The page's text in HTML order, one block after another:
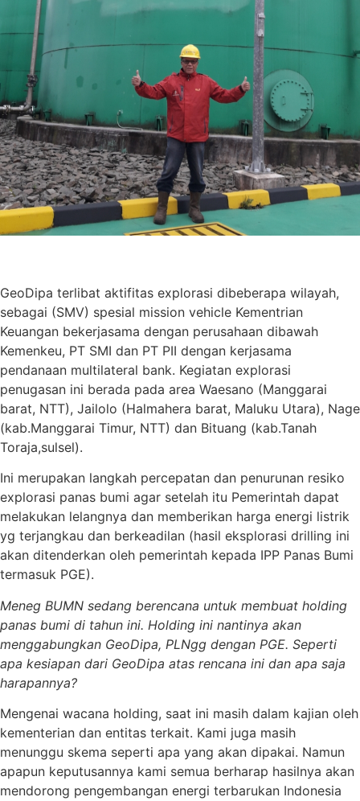
GeoDipa terlibat aktifitas explorasi dibeberapa wilayah,
sebagai (SMV) spesial mission vehicle Kementrian
Keuangan bekerjasama dengan perusahaan dibawah
Kemenkeu, PT SMI dan PT PII dengan kerjasama
pendanaan multilateral bank. Kegiatan explorasi
penugasan ini berada pada area Waesano (Manggarai
barat, NTT), Jailolo (Halmahera barat, Maluku Utara), Nage
(kab.Manggarai Timur, NTT) dan Bituang (kab.Tanah
Toraja,sulsel).
Ini merupakan langkah percepatan dan penurunan resiko
explorasi panas bumi agar setelah itu Pemerintah dapat
melakukan lelangnya dan memberikan harga energi listrik
yg terjangkau dan berkeadilan (hasil eksplorasi drilling ini
akan ditenderkan oleh pemerintah kepada IPP Panas Bumi
termasuk PGE).
Meneg BUMN sedang berencana untuk membuat holding
panas bumi di tahun ini. Holding ini nantinya akan
menggabungkan GeoDipa, PLNgg dengan PGE. Seperti
apa kesiapan dari GeoDipa atas rencana ini dan apa saja
harapannya?
Mengenai wacana holding, saat ini masih dalam kajian oleh
kementerian dan entitas terkait. Kami juga masih
menunggu skema seperti apa yang akan dipakai. Namun
apapun keputusannya kami semua berharap hasilnya akan
mendorong pengembangan energi terbarukan Indonesia